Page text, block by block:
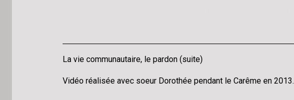
La vie communautaire, le pardon (suite)
Vidéo réalisée avec soeur Dorothée pendant le Carême en 2013.